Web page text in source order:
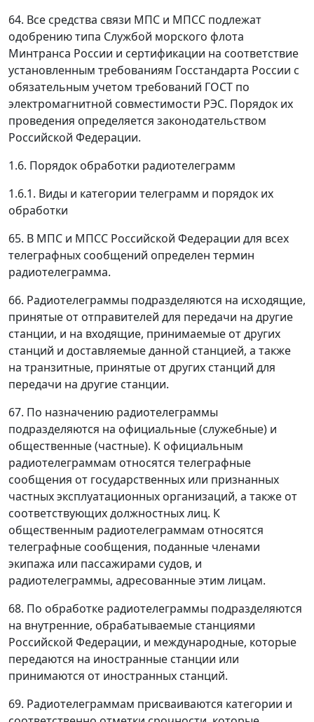
64. Все средства связи МПС и МПСС подлежат
одобрению типа Службой морского флота
Минтранса России и сертификации на соответствие
установленным требованиям Госстандарта России с
обязательным учетом требований ГОСТ по
электромагнитной совместимости РЭС. Порядок их
проведения определяется законодательством
Российской Федерации.
1.6. Порядок обработки радиотелеграмм
1.6.1. Виды и категории телеграмм и порядок их
обработки
65. В МПС и МПСС Российской Федерации для всех
телеграфных сообщений определен термин
радиотелеграмма.
66. Радиотелеграммы подразделяются на исходящие,
принятые от отправителей для передачи на другие
станции, и на входящие, принимаемые от других
станций и доставляемые данной станцией, а также
на транзитные, принятые от других станций для
передачи на другие станции.
67. По назначению радиотелеграммы
подразделяются на официальные (служебные) и
общественные (частные). К официальным
радиотелеграммам относятся телеграфные
сообщения от государственных или признанных
частных эксплуатационных организаций, а также от
соответствующих должностных лиц. К
общественным радиотелеграммам относятся
телеграфные сообщения, поданные членами
экипажа или пассажирами судов, и
радиотелеграммы, адресованные этим лицам.
68. По обработке радиотелеграммы подразделяются
на внутренние, обрабатываемые станциями
Российской Федерации, и международные, которые
передаются на иностранные станции или
принимаются от иностранных станций.
69. Радиотелеграммам присваиваются категории и